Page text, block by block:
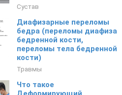
Сустав
Диафизарные переломы
бедра (переломы диафиза
бедренной кости,
переломы тела бедренной
кости)
Травмы
Что такое